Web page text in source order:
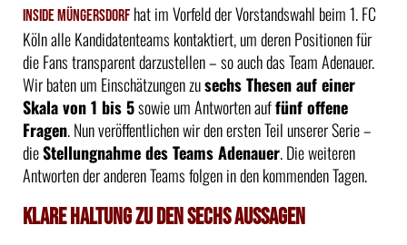
Inside Müngersdorf hat im Vorfeld der Vorstandswahl beim 1. FC
Köln alle Kandidatenteams kontaktiert, um deren Positionen für
die Fans transparent darzustellen – so auch das Team Adenauer.
Wir baten um Einschätzungen zusechs Thesen auf einer
Skala von 1 bis 5sowie um Antworten auffünf offene
Fragen. Nun veröffentlichen wir den ersten Teil unserer Serie –
dieStellungnahme des Teams Adenauer. Die weiteren
Antworten der anderen Teams folgen in den kommenden Tagen.
Klare Haltung zu den sechs Aussagen